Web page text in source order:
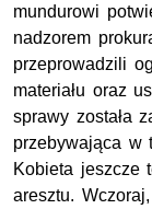
mundurowi
nadzorem
przeprowadzili
materiału oraz
sprawy została
przebywająca w
Kobieta jeszcze
aresztu.